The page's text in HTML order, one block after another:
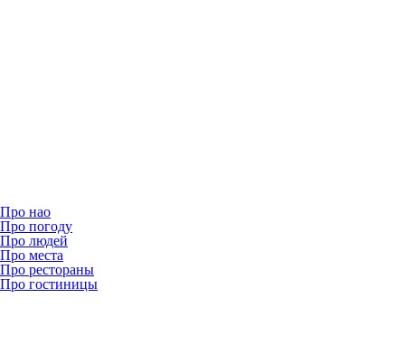
Про нао
Про погоду
Про людей
Про места
Про рестораны
Про гостиницы